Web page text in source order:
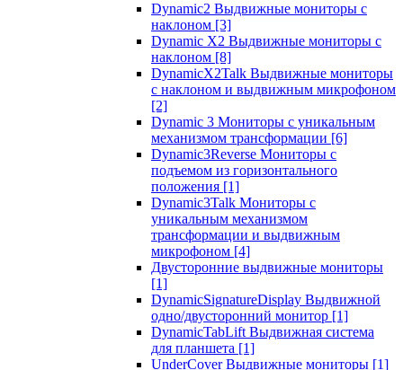
Dynamic2 Выдвижные мониторы с
наклоном [3]
Dynamic X2 Выдвижные мониторы с
наклоном [8]
DynamicX2Talk Выдвижные мониторы
с наклоном и выдвижным микрофоном
[2]
Dynamic 3 Мониторы с уникальным
механизмом трансформации [6]
Dynamic3Reverse Мониторы с
подъемом из горизонтального
положения [1]
Dynamic3Talk Мониторы с
уникальным механизмом
трансформации и выдвижным
микрофоном [4]
Двусторонние выдвижные мониторы
[1]
DynamicSignatureDisplay Выдвижной
одно/двусторонний монитор [1]
DynamicTabLift Выдвижная система
для планшета [1]
UnderCover Выдвижные мониторы [1]